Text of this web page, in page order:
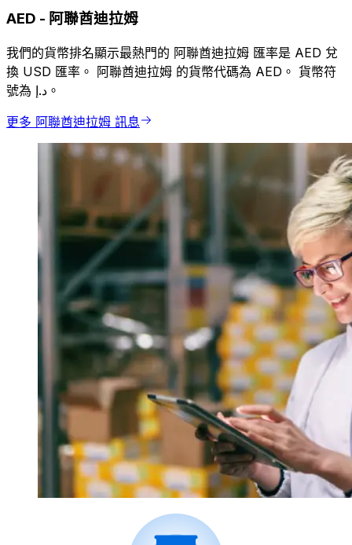
AED - 阿聯酋迪拉姆
我們的貨幣排名顯示最熱門的 阿聯酋迪拉姆 匯率是 AED 兌
換 USD 匯率。 阿聯酋迪拉姆 的貨幣代碼為 AED。 貨幣符
號為 د.إ。
更多 阿聯酋迪拉姆 訊息